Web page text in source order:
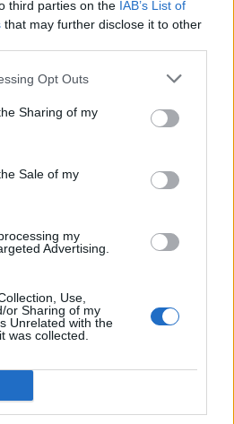
third parties on the IAB’s List of
that may further disclose it to other
Opt Outs
Sharing of my
Sale of my
my
Advertising.
Use,
or Sharing of my
Unrelated with the
was collected.
fick bort
19